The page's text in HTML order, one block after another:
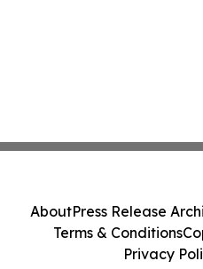
AboutPress Release
Terms & Conditions
Privacy